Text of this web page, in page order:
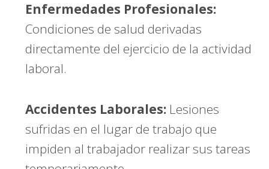
Enfermedades Profesionales:
Condiciones de salud derivadas
directamente del ejercicio de la actividad
laboral.
Accidentes Laborales: Lesiones
sufridas en el lugar de trabajo que
impiden al trabajador realizar sus tareas